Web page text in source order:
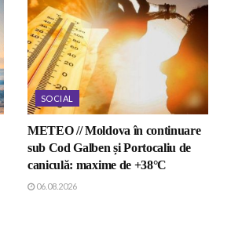
SOCIAL
METEO // Moldova în continuare
sub Cod Galben și Portocaliu de
caniculă: maxime de +38°C
06.08.2026